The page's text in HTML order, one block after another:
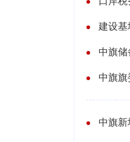
建设基
中旗
中旗
中旗